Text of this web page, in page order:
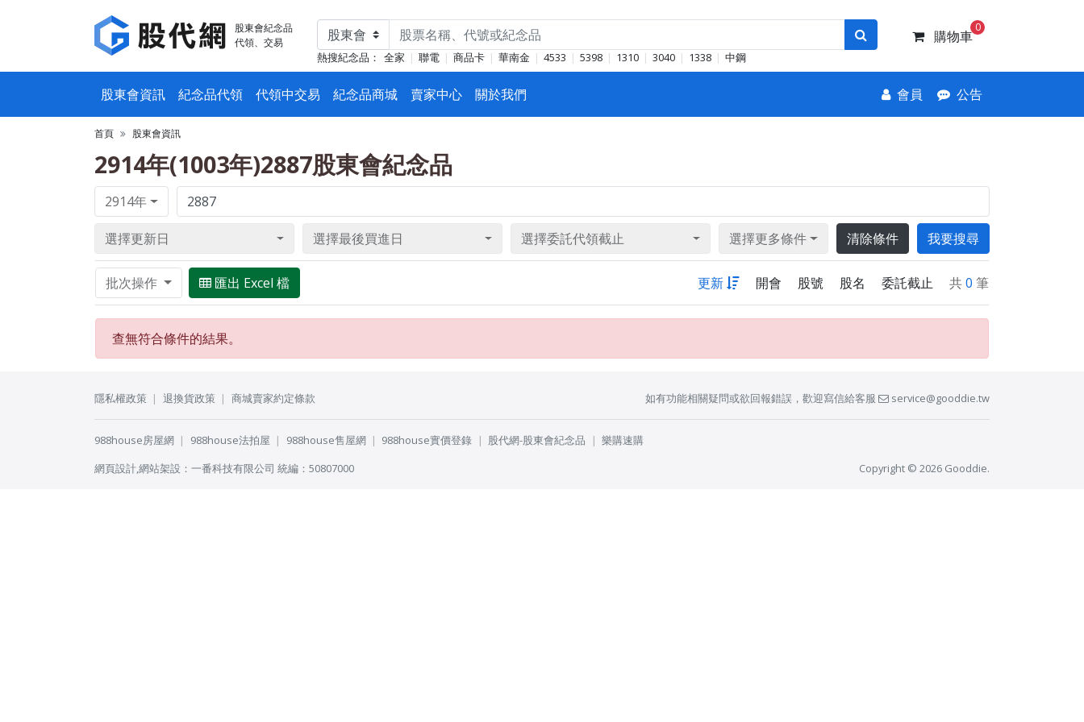
股東會紀念品
代領、交易
熱搜紀念品： 全家 聯電 商品卡 華南金 4533 5398 1310 3040 1338 中鋼
購物車
0
股東會資訊 紀念品代領 代領中交易 紀念品商城 賣家中心 關於我們 會員 公告
首頁 股東會資訊
2914年(1003年)2887股東會紀念品
2914年
選擇更新日 選擇最後買進日 選擇委託代領截止 選擇更多條件 清除條件 我要搜尋
批次操作 匯出 Excel 檔 更新 開會 股號 股名 委託截止 共0 筆
查無符合條件的結果。
隱私權政策 退換貨政策 商城賣家約定條款 如有功能相關疑問或欲回報錯誤，歡迎寫信給客服 service@gooddie.tw
988house房屋網 988house法拍屋 988house售屋網 988house實價登錄 股代網-股東會紀念品
樂購速購
網頁設計,網站架設 ： 一番科技有限公司 統編：50807000 Copyright © 2026 Gooddie.